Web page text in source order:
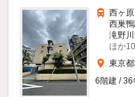
西ヶ
西巣
滝野
ほか10
東京
6階建 / 36